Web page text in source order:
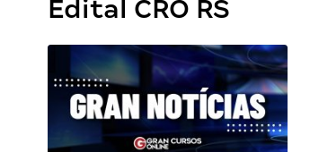
Edital CRO RS